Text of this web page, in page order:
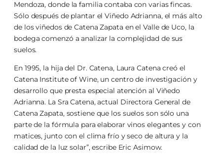
Mendoza, donde la familia contaba con varias fincas.
Sólo después de plantar el Viñedo Adrianna, el más alto
de los viñedos de Catena Zapata en el Valle de Uco, la
bodega comenzó a analizar la complejidad de sus
suelos.
En 1995, la hija del Dr. Catena, Laura Catena creó el
Catena Institute of Wine, un centro de investigación y
desarrollo que presta especial atención al Viñedo
Adrianna. La Sra Catena, actual Directora General de
Catena Zapata, sostiene que los suelos son sólo una
parte de la fórmula para elaborar vinos elegantes y con
matices, junto con el clima frío y seco de altura y la
calidad de la luz solar”, escribe Eric Asimow.